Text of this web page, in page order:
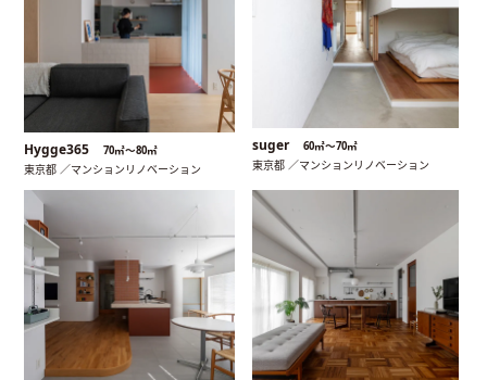
Hygge365 70㎡〜80㎡
東京都 ／マンションリノベーション
suger 60㎡〜70㎡
東京都 ／マンションリノベーション